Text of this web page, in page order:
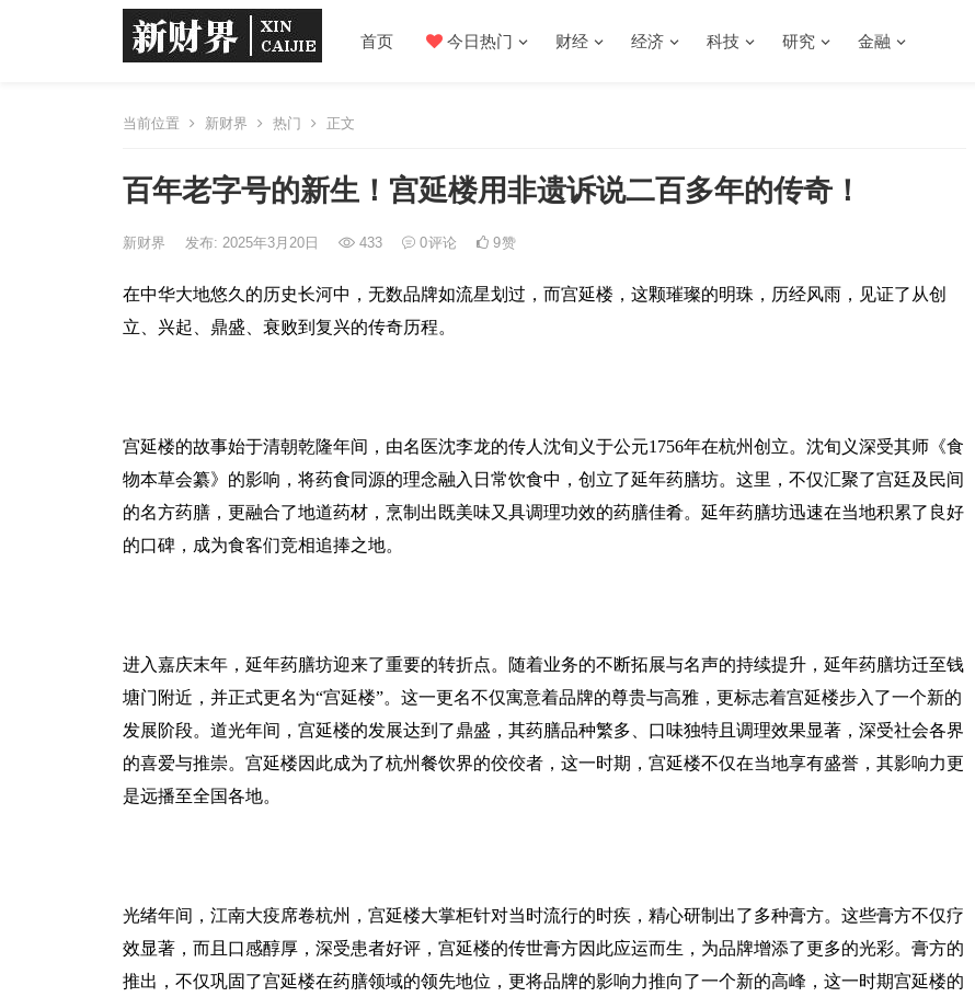
首页 今日热门 财经 经济 科技 研究 金融
当前位置 新财界 热门 正文
百年老字号的新生！宫延楼用非遗诉说二百多年的传奇！
新财界 发布: 2025年3月20日 433 0评论 9赞
在中华大地悠久的历史长河中，无数品牌如流星划过，而宫延楼，这颗璀璨的明珠，历经风雨，见证了从创
立、兴起、鼎盛、衰败到复兴的传奇历程。
宫延楼的故事始于清朝乾隆年间，由名医沈李龙的传人沈旬义于公元1756年在杭州创立。沈旬义深受其师《食
物本草会纂》的影响，将药食同源的理念融入日常饮食中，创立了延年药膳坊。这里，不仅汇聚了宫廷及民间
的名方药膳，更融合了地道药材，烹制出既美味又具调理功效的药膳佳肴。延年药膳坊迅速在当地积累了良好
的口碑，成为食客们竞相追捧之地。
进入嘉庆末年，延年药膳坊迎来了重要的转折点。随着业务的不断拓展与名声的持续提升，延年药膳坊迁至钱
塘门附近，并正式更名为“宫延楼”。这一更名不仅寓意着品牌的尊贵与高雅，更标志着宫延楼步入了一个新的
发展阶段。道光年间，宫延楼的发展达到了鼎盛，其药膳品种繁多、口味独特且调理效果显著，深受社会各界
的喜爱与推崇。宫延楼因此成为了杭州餐饮界的佼佼者，这一时期，宫延楼不仅在当地享有盛誉，其影响力更
是远播至全国各地。
光绪年间，江南大疫席卷杭州，宫延楼大掌柜针对当时流行的时疾，精心研制出了多种膏方。这些膏方不仅疗
效显著，而且口感醇厚，深受患者好评，宫延楼的传世膏方因此应运而生，为品牌增添了更多的光彩。膏方的
推出，不仅巩固了宫延楼在药膳领域的领先地位，更将品牌的影响力推向了一个新的高峰，这一时期宫延楼的